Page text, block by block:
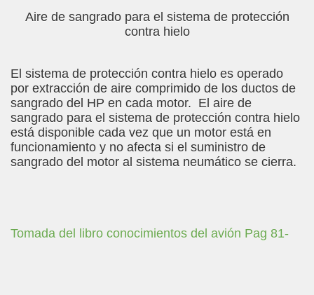
Aire de sangrado para el sistema de protección
contra hielo
El sistema de protección contra hielo es operado
por extracción de aire comprimido de los ductos de
sangrado del HP en cada motor. El aire de
sangrado para el sistema de protección contra hielo
está disponible cada vez que un motor está en
funcionamiento y no afecta si el suministro de
sangrado del motor al sistema neumático se cierra.
Tomada del libro conocimientos del avión Pag 81-